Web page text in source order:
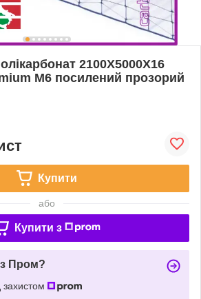
2100Х5000Х16
M6 посилений прозорий
Купити
або
Купити з
Пром?